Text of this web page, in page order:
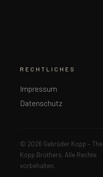
RECHTLICHES
Impressum
Datenschutz
© 2026 Gebrüder Kopp – The
Kopp Brothers. Alle Rechte
vorbehalten.